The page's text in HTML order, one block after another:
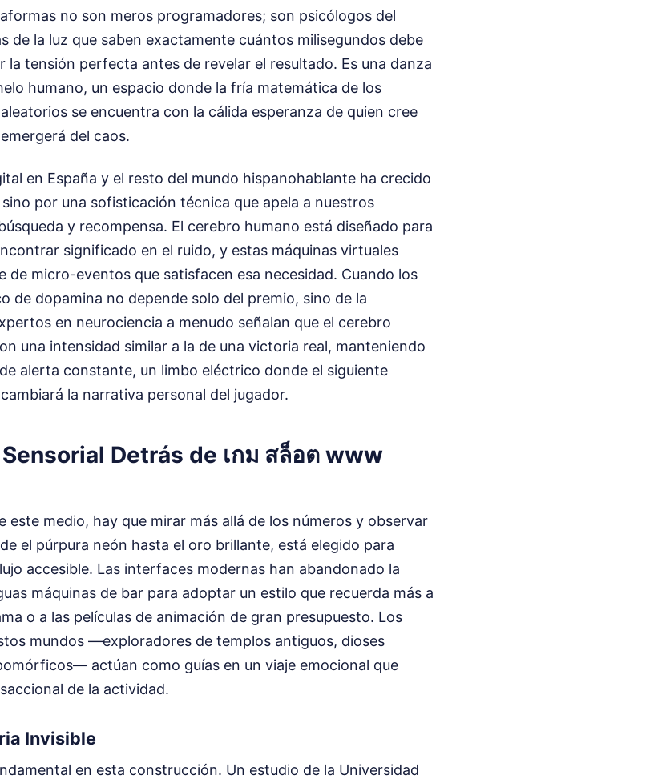
no son meros programadores; son psicólogos del
de la luz que saben exactamente cuántos milisegundos debe
la tensión perfecta antes de revelar el resultado. Es una danza
humano, un espacio donde la fría matemática de los
se encuentra con la cálida esperanza de quien cree
del caos.
en España y el resto del mundo hispanohablante ha crecido
por una sofisticación técnica que apela a nuestros
y recompensa. El cerebro humano está diseñado para
significado en el ruido, y estas máquinas virtuales
de micro-eventos que satisfacen esa necesidad. Cuando los
de dopamina no depende solo del premio, sino de la
en neurociencia a menudo señalan que el cerebro
una intensidad similar a la de una victoria real, manteniendo
alerta constante, un limbo eléctrico donde el siguiente
la narrativa personal del jugador.
Detrás de เกม สล็อต www
este medio, hay que mirar más allá de los números y observar
el púrpura neón hasta el oro brillante, está elegido para
accesible. Las interfaces modernas han abandonado la
máquinas de bar para adoptar un estilo que recuerda más a
o a las películas de animación de gran presupuesto. Los
mundos —exploradores de templos antiguos, dioses
actúan como guías en un viaje emocional que
de la actividad.
Invisible
en esta construcción. Un estudio de la Universidad